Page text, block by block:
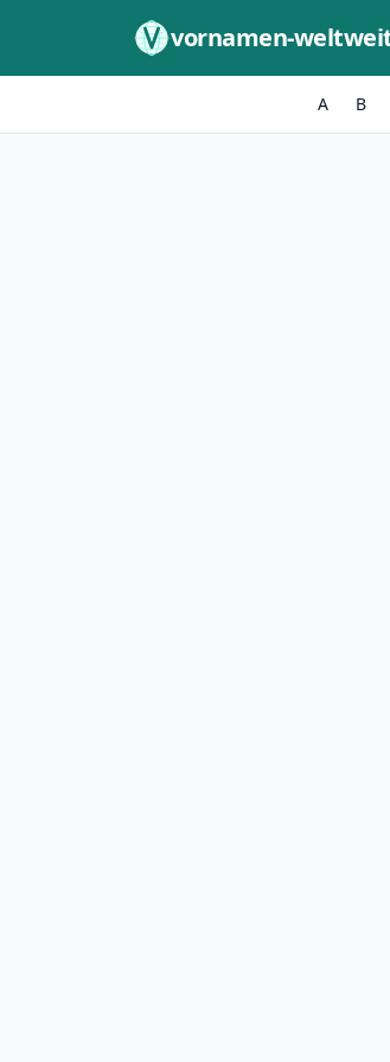
vornamen-
A B